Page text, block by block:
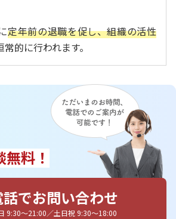
定年前の退職を促し、組織の活性
常的に行われます。
料！
話でお問い合わせ
9:30〜21:00／土日祝 9:30〜18:00